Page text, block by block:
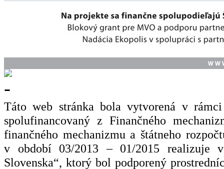
Táto web stránka bola vytvorená v
spolufinancovaný z Finančného
finančného mechanizmu a štátneho
v období 03/2013 – 01/2015 realizuje
Slovenska“, ktorý bol podporený